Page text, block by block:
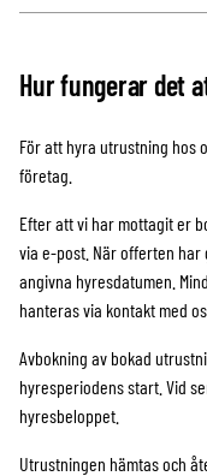
Hur fungerar det
För att hyra utrustning hos
företag.
Efter att vi har mottagit er
via e-post. När offerten
angivna hyresdatumen.
hanteras via kontakt med
Avbokning av bokad
hyresperiodens start. Vid
hyresbeloppet.
Utrustningen hämtas och